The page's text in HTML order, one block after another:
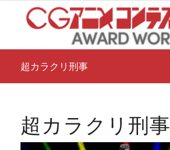
超カラクリ刑事
超カラクリ刑事